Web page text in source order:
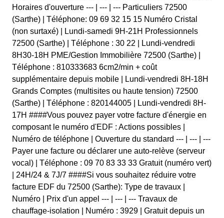
Horaires d'ouverture --- | --- | --- Particuliers 72500
(Sarthe) | Téléphone: 09 69 32 15 15 Numéro Cristal
(non surtaxé) | Lundi-samedi 9H-21H Professionnels
72500 (Sarthe) | Téléphone : 30 22 | Lundi-vendredi
8H30-18H PME/Gestion Immobilière 72500 (Sarthe) |
Téléphone : 810333683 6cm2/min + coût
supplémentaire depuis mobile | Lundi-vendredi 8H-18H
Grands Comptes (multisites ou haute tension) 72500
(Sarthe) | Téléphone : 820144005 | Lundi-vendredi 8H-
17H ####Vous pouvez payer votre facture d'énergie en
composant le numéro d'EDF : Actions possibles |
Numéro de téléphone | Ouverture du standard --- | --- | ---
Payer une facture ou déclarer une auto-relève (serveur
vocal) | Téléphone : 09 70 83 33 33 Gratuit (numéro vert)
| 24H/24 & 7J/7 ####Si vous souhaitez réduire votre
facture EDF du 72500 (Sarthe): Type de travaux |
Numéro | Prix d'un appel --- | --- | --- Travaux de
chauffage-isolation | Numéro : 3929 | Gratuit depuis un